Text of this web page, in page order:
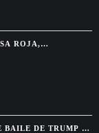
ROJA,
DESAYUNO
BAILE DE TRUMP Y